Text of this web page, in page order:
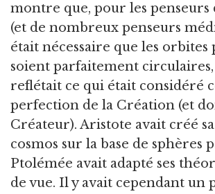
montre que, pour les
(et de nombreux penseurs
était nécessaire que les orbites
soient parfaitement circulaires,
reflétait ce qui était considéré
perfection de la Création (et
Créateur). Aristote avait créé
cosmos sur la base de sphères
Ptolémée avait adapté ses
de vue. Il y avait cependant un